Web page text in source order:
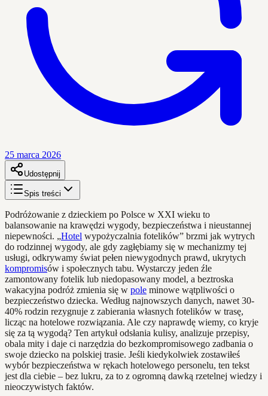
25 marca 2026
Udostępnij
Spis treści
Podróżowanie z dzieckiem po Polsce w XXI wieku to
balansowanie na krawędzi wygody, bezpieczeństwa i nieustannej
niepewności. „Hotel wypożyczalnia fotelików” brzmi jak wytrych
do rodzinnej wygody, ale gdy zagłębiamy się w mechanizmy tej
usługi, odkrywamy świat pełen niewygodnych prawd, ukrytych
kompromisów i społecznych tabu. Wystarczy jeden źle
zamontowany fotelik lub niedopasowany model, a beztroska
wakacyjna podróż zmienia się w pole minowe wątpliwości o
bezpieczeństwo dziecka. Według najnowszych danych, nawet 30-
40% rodzin rezygnuje z zabierania własnych fotelików w trasę,
licząc na hotelowe rozwiązania. Ale czy naprawdę wiemy, co kryje
się za tą wygodą? Ten artykuł odsłania kulisy, analizuje przepisy,
obala mity i daje ci narzędzia do bezkompromisowego zadbania o
swoje dziecko na polskiej trasie. Jeśli kiedykolwiek zostawiłeś
wybór bezpieczeństwa w rękach hotelowego personelu, ten tekst
jest dla ciebie – bez lukru, za to z ogromną dawką rzetelnej wiedzy i
nieoczywistych faktów.